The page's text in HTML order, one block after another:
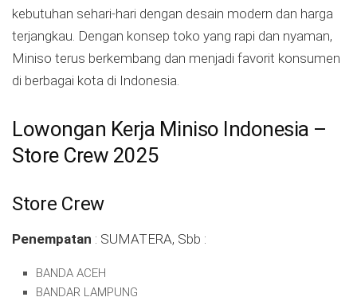
kebutuhan sehari-hari dengan desain modern dan harga
terjangkau. Dengan konsep toko yang rapi dan nyaman,
Miniso terus berkembang dan menjadi favorit konsumen
di berbagai kota di Indonesia.
Lowongan Kerja Miniso Indonesia –
Store Crew 2025
Store Crew
Penempatan : SUMATERA, Sbb :
BANDA ACEH
BANDAR LAMPUNG